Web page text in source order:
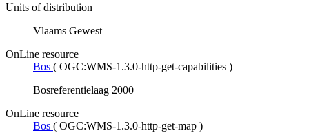
Units of distribution
Vlaams Gewest
OnLine resource
Bos ( OGC:WMS-1.3.0-http-get-capabilities )
Bosreferentielaag 2000
OnLine resource
Bos ( OGC:WMS-1.3.0-http-get-map )